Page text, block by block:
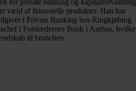
for private banking og
væld af finansielle produkter. Han har
i Private Banking hos Ringkjøbing
i Forstædernes Bank i Aarhus,
til branchen.